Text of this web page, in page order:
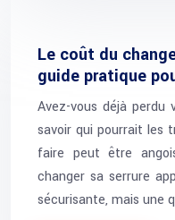
Le coût du
guide pratique
Avez-vous déjà perdu
savoir qui pourrait les
faire peut être
changer sa serrure
sécurisante, mais une